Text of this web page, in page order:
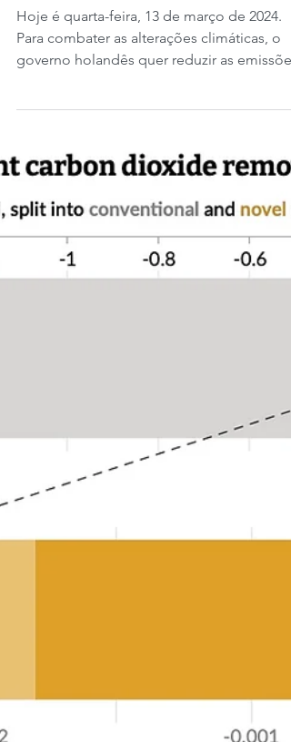
carbono nos Países Baixos
dispara nos custos.
de gases...